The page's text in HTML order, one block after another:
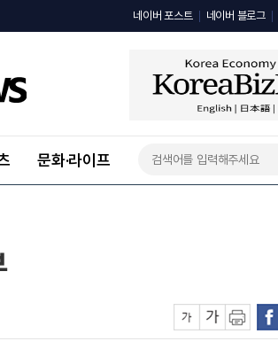
네이버 포스트 네이버 블로그
문화·라이프